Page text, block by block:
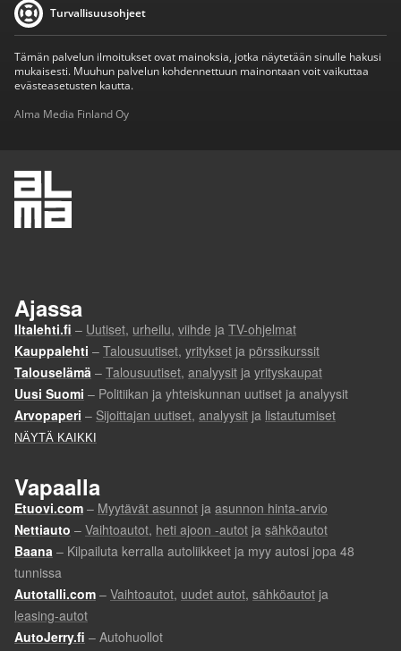
Turvallisuusohjeet
Tämän palvelun ilmoitukset ovat mainoksia, jotka näytetään sinulle hakusi
mukaisesti. Muuhun palvelun kohdennettuun mainontaan voit vaikuttaa
evästeasetusten kautta.
Alma Media Finland Oy